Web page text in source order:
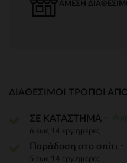
ΆΜΕΣΗ
ΔΙΑΘΈΣΙΜΟΙ ΤΡΌΠΟΙ
ΣΕ ΚΑΤΑΣΤΗΜΑ
6 έως 14 εργ.ημέρες
Παράδοση στο σπίτι
5 έως 14 εργ.ημέρες